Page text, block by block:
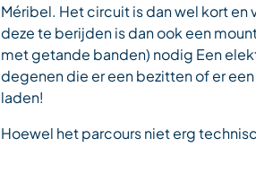
Méribel. Het circuit is dan wel kort
deze te berijden is dan ook een
met getande banden) nodig Een
degenen die er een bezitten of er
laden!
Hoewel het parcours niet erg